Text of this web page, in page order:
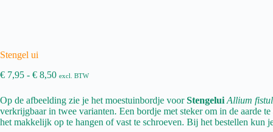
Stengel ui
€ 7,95 - € 8,50Prijsklasse:
tot
€ 8,50
excl. BTW
Op de afbeelding zie je het moestuinbordje voorStengelui Allium
verkrijgbaar in twee varianten. Een bordje met steker om in de aarde
het makkelijk op te hangen of vast te schroeven. Bij het bestellen kun